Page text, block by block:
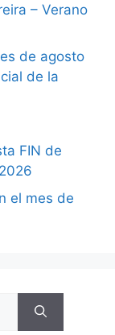
– Verano
de agosto
de la
FIN de
el mes de